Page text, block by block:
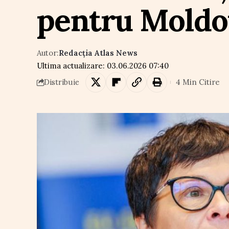
pentru
Ultima actualizare: 03.06.2026 07:40
Autor:Redacția Atlas News
Distribuie 4 Min Citire